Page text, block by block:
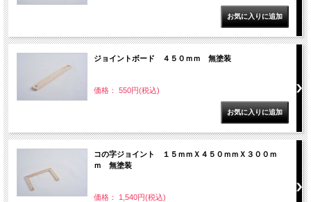
ジョイントボード ４５０ｍｍ 無塗装
価格： 550円(税込)
コの字ジョイント １５ｍｍＸ４５０ｍｍＸ３００ｍ
ｍ 無塗装
価格： 1,540円(税込)